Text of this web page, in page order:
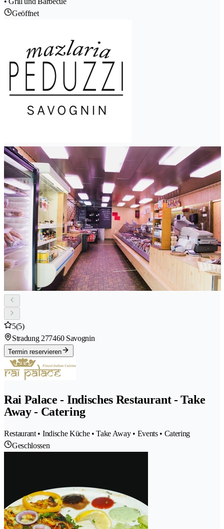
Geöffnet
5(5)
Stradung 277460 Savognin
Termin reservieren
Rai Palace - Indisches Restaurant - Take
Away - Catering
Restaurant • Indische Küche • Take Away • Events • Catering
Geschlossen